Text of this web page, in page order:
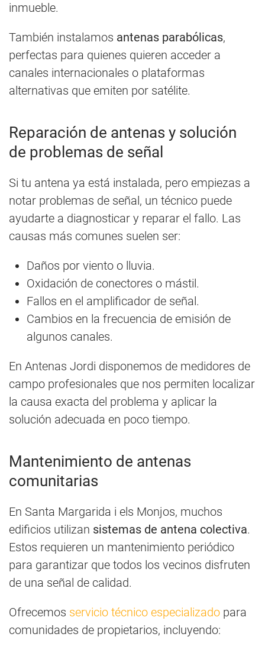
inmueble.
También instalamos antenas parabólicas,
perfectas para quienes quieren acceder a
canales internacionales o plataformas
alternativas que emiten por satélite.
Reparación de antenas y solución
de problemas de señal
Si tu antena ya está instalada, pero empiezas a
notar problemas de señal, un técnico puede
ayudarte a diagnosticar y reparar el fallo. Las
causas más comunes suelen ser:
Daños por viento o lluvia.
Oxidación de conectores o mástil.
Fallos en el amplificador de señal.
Cambios en la frecuencia de emisión de
algunos canales.
En Antenas Jordi disponemos de medidores de
campo profesionales que nos permiten localizar
la causa exacta del problema y aplicar la
solución adecuada en poco tiempo.
Mantenimiento de antenas
comunitarias
En Santa Margarida i els Monjos, muchos
edificios utilizan sistemas de antena colectiva.
Estos requieren un mantenimiento periódico
para garantizar que todos los vecinos disfruten
de una señal de calidad.
Ofrecemos servicio técnico especializado para
comunidades de propietarios, incluyendo: